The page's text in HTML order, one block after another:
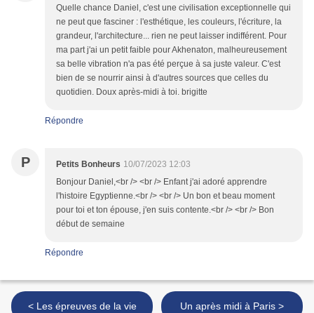
Quelle chance Daniel, c'est une civilisation exceptionnelle qui
ne peut que fasciner : l'esthétique, les couleurs, l'écriture, la
grandeur, l'architecture... rien ne peut laisser indifférent. Pour
ma part j'ai un petit faible pour Akhenaton, malheureusement
sa belle vibration n'a pas été perçue à sa juste valeur. C'est
bien de se nourrir ainsi à d'autres sources que celles du
quotidien. Doux après-midi à toi. brigitte
Répondre
P Petits Bonheurs 10/07/2023 12:03
Bonjour Daniel,<br /> <br /> Enfant j'ai adoré apprendre
l'histoire Egyptienne.<br /> <br /> Un bon et beau moment
pour toi et ton épouse, j'en suis contente.<br /> <br /> Bon
début de semaine
Répondre
< Les épreuves de la vie Un après midi à Paris >